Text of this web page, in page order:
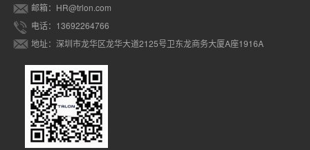
邮箱：HR@trlon.com
电话：13692264766
地址：深圳市龙华区龙华大道2125号卫东龙商务大厦A座1916A